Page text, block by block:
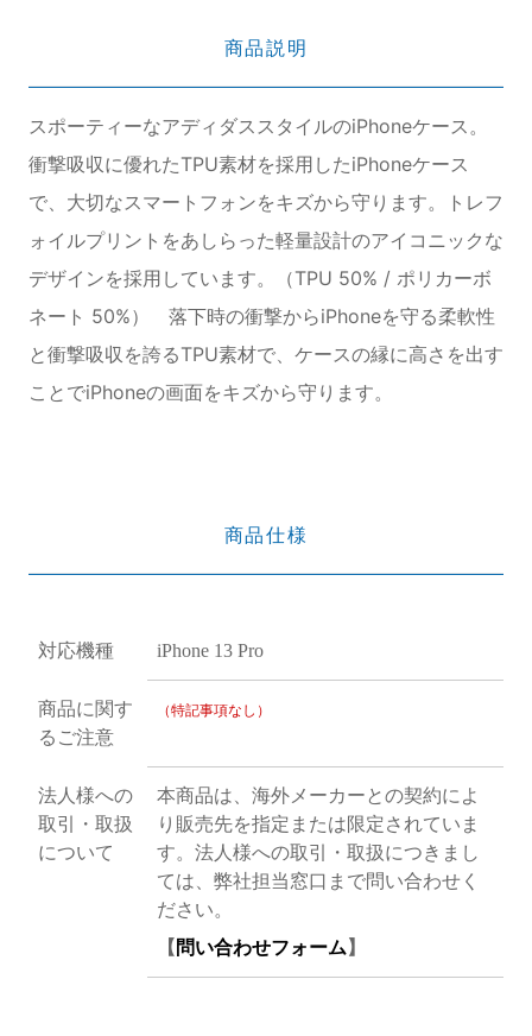
商品説明
スポーティーなアディダススタイルのiPhoneケース。
衝撃吸収に優れたTPU素材を採用したiPhoneケース
で、大切なスマートフォンをキズから守ります。トレフ
ォイルプリントをあしらった軽量設計のアイコニックな
デザインを採用しています。（TPU 50% / ポリカーボ
ネート 50%） 落下時の衝撃からiPhoneを守る柔軟性
と衝撃吸収を誇るTPU素材で、ケースの縁に高さを出す
ことでiPhoneの画面をキズから守ります。
商品仕様
対応機種 iPhone 13 Pro
商品に関す
るご注意
（特記事項なし）
法人様への
取引・取扱
について
本商品は、海外メーカーとの契約によ
り販売先を指定または限定されていま
す。法人様への取引・取扱につきまし
ては、弊社担当窓口まで問い合わせく
ださい。
【 問い合わせフォーム 】